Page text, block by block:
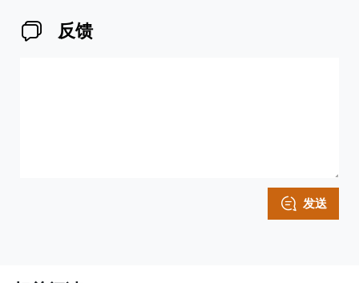
反馈
发送